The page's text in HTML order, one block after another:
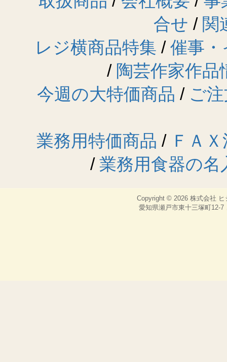
合せ / 関
レジ横商品特集 / 催事
/ 陶芸作家作品
今週の大特価商品 / ご
業務用特価商品 / ＦＡ
/ 業務用食器の名
Copyright © 2026 株式会社 ヒ
愛知県瀬戸市東十三塚町12-7